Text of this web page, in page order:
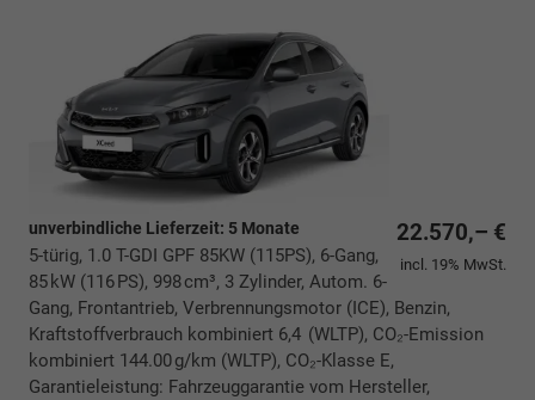
22.570,– €
incl. 19% MwSt.
unverbindliche Lieferzeit: 5 Monate
5-türig, 1.0 T-GDI GPF 85KW (115PS), 6-Gang,
85 kW (116 PS), 998 cm³, 3 Zylinder, Autom. 6-
Gang, Frontantrieb, Verbrennungsmotor (ICE), Benzin,
Kraftstoffverbrauch kombiniert 6,4 (WLTP), CO₂-Emission
kombiniert 144.00 g/km (WLTP), CO₂-Klasse E,
Garantieleistung: Fahrzeuggarantie vom Hersteller,